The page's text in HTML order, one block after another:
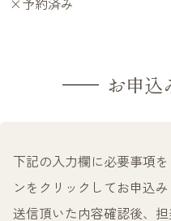
お申込
下記の入力欄に必要事項
ンをクリックしてお申込み
送信頂いた内容確認後、